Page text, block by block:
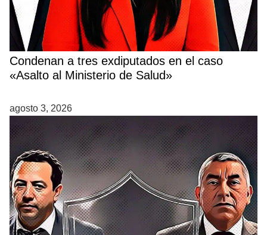
Condenan a tres exdiputados en el caso
«Asalto al Ministerio de Salud»
agosto 3, 2026